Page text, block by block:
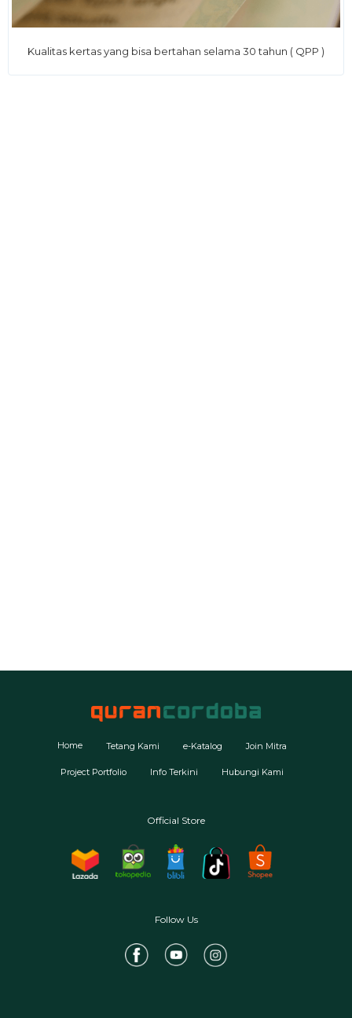
Kualitas kertas yang bisa bertahan selama 30 tahun ( QPP )
Home Tetang Kami e-Katalog Join Mitra
Project Portfolio Info Terkini Hubungi Kami
Official Store
Follow Us